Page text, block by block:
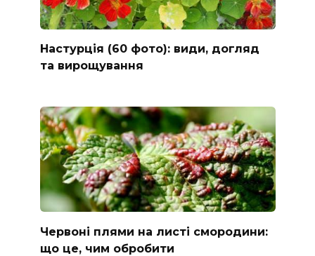
Настурція (60 фото): види, догляд
та вирощування
Червоні плями на листі смородини:
що це, чим обробити